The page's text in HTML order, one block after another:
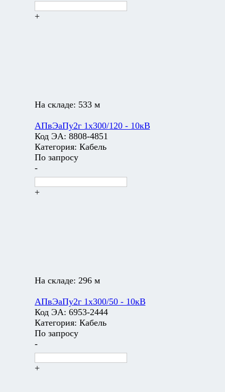
+
На складе: 533 м
АПвЭаПу2г 1х300/120 - 10кВ
Код ЭА: 8808-4851
Категория: Кабель
По запросу
-
+
На складе: 296 м
АПвЭаПу2г 1х300/50 - 10кВ
Код ЭА: 6953-2444
Категория: Кабель
По запросу
-
+